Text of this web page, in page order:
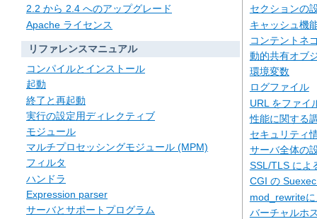
2.2 から 2.4 へのアップグレード
Apache ライセンス
リファレンスマニュアル
コンパイルとインストール
起動
終了と再起動
実行の設定用ディレクティブ
モジュール
マルチプロセッシングモジュール (MPM)
フィルタ
ハンドラ
Expression parser
サーバとサポートプログラム
セクションの
キャッシュ機
コンテントネ
動的共有オブ
環境変数
ログファイル
URL をファイ
性能に関する
セキュリティ
サーバ全体の
SSL/TLS によ
CGI の
mod_rewrite
バーチャルホ